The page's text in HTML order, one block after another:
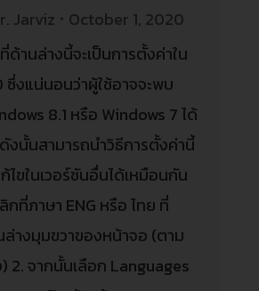
Jarviz
October 1, 2020
ด้านล่างนี้จะเป็นการตั้งค่าใน
ซึ่งแน่นอนว่าผู้ใช้อาจจะพบ
8.1 หรือ Windows 7 ได้
งนั้นสามารถนำวิธีการตั้งค่านี้
ไขในเวอร์ชันอื่นได้เหมือนกัน
กที่ภาษา ENG หรือ ไทย ที่
างมุมขวาของหน้าจอ (ตาม
2. จากนั้นเลือก Languages